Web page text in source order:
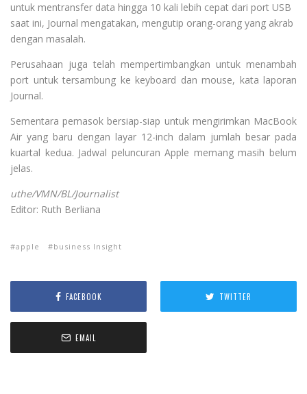
untuk mentransfer data hingga 10 kali lebih cepat dari port USB
saat ini, Journal mengatakan, mengutip orang-orang yang akrab
dengan masalah.
Perusahaan juga telah mempertimbangkan untuk menambah
port untuk tersambung ke keyboard dan mouse, kata laporan
Journal.
Sementara pemasok bersiap-siap untuk mengirimkan MacBook
Air yang baru dengan layar 12-inch dalam jumlah besar pada
kuartal kedua. Jadwal peluncuran Apple memang masih belum
jelas.
uthe/VMN/BL/Journalist
Editor: Ruth Berliana
apple business Insight
FACEBOOK TWITTER
EMAIL